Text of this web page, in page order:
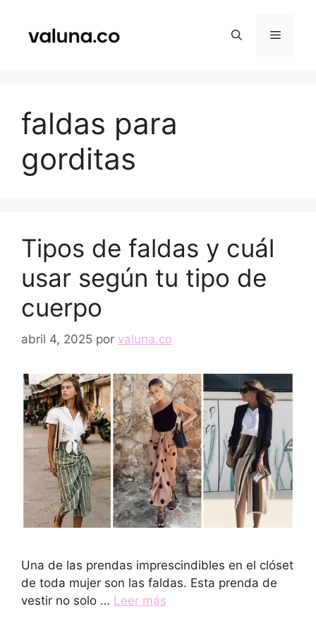
contenido
Menú
faldas para
gorditas
Tipos de faldas y cuál
usar según tu tipo de
cuerpo
abril 4, 2025 por valuna.co
Una de las prendas imprescindibles en el clóset
de toda mujer son las faldas. Esta prenda de
vestir no solo … Leer más